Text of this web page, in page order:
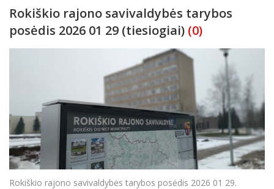
Rokiškio rajono savivaldybės tarybos
posėdis 2026 01 29 (tiesiogiai) (0)
Rokiškio rajono savivaldybės tarybos posėdis 2026 01 29.